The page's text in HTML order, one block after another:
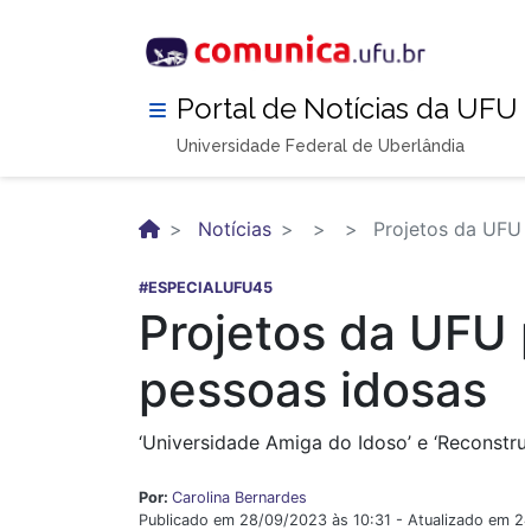
Portal de Notícias da UFU
Universidade Federal de Uberlândia
Notícias Projetos da
#ESPECIALUFU45
Projetos da
pessoas idosas
‘Universidade Amiga do Idoso’ e
Por: Carolina Bernardes
Publicado em 28/09/2023 às 10:31 - Atualizado em